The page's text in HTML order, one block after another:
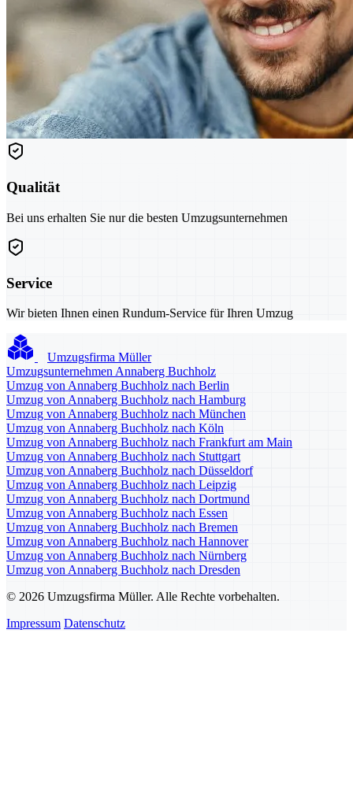
Qualität
Bei uns erhalten Sie nur die besten Umzugsunternehmen
Service
Wir bieten Ihnen einen Rundum-Service für Ihren Umzug
Umzugsfirma Müller
Umzugsunternehmen Annaberg Buchholz
Umzug von Annaberg Buchholz nach Berlin
Umzug von Annaberg Buchholz nach Hamburg
Umzug von Annaberg Buchholz nach München
Umzug von Annaberg Buchholz nach Köln
Umzug von Annaberg Buchholz nach Frankfurt am Main
Umzug von Annaberg Buchholz nach Stuttgart
Umzug von Annaberg Buchholz nach Düsseldorf
Umzug von Annaberg Buchholz nach Leipzig
Umzug von Annaberg Buchholz nach Dortmund
Umzug von Annaberg Buchholz nach Essen
Umzug von Annaberg Buchholz nach Bremen
Umzug von Annaberg Buchholz nach Hannover
Umzug von Annaberg Buchholz nach Nürnberg
Umzug von Annaberg Buchholz nach Dresden
© 2026 Umzugsfirma Müller. Alle Rechte vorbehalten.
Impressum Datenschutz